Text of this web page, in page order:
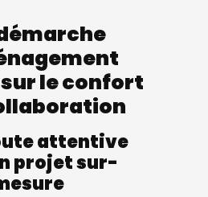
le confort
attentive
projet sur-